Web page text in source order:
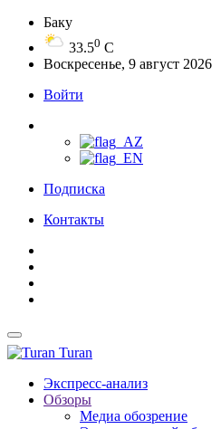
Баку
33.50 C
Воскресенье, 9 август 2026
Войти
Подписка
Контакты
Turan
Экспресс-анализ
Обзоры
Медиа обозрение